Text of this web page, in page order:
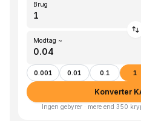
Brug
Modtag ~
0.001 0.01 0.1 1
Konverter
Ingen gebyrer · mere end 350